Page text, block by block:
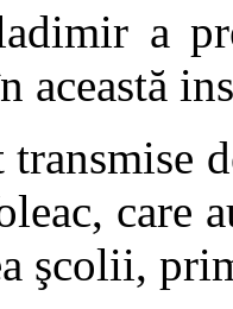
a
această
care
şcolii,